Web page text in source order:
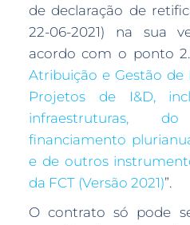
de declaração de
22-06-2021) na sua
acordo com o ponto
Atribuição e Gestão
Projetos de I&D,
infraestruturas,
financiamento
e de outros
da FCT (Versão 2021)”.
O contrato só pode